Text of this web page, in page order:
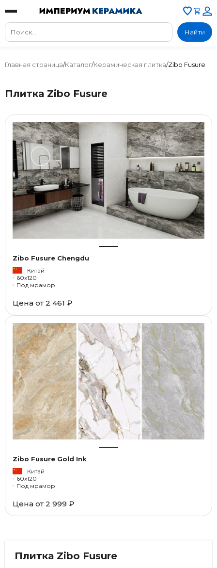
Найти
Главная страница/Каталог/Керамическая плитка/Zibo Fusure
Плитка Zibo Fusure
Zibo Fusure Chengdu
Китай
60x120
Под мрамор
Цена от 2 461 ₽
Zibo Fusure Gold Ink
Китай
60x120
Под мрамор
Цена от 2 999 ₽
Плитка Zibo Fusure